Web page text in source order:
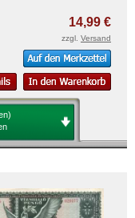
14,99 €
zzgl. Versand